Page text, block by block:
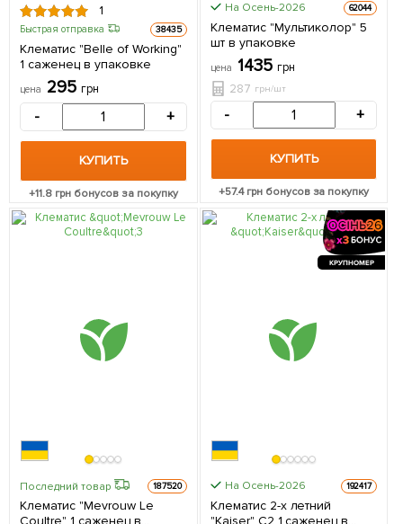
1
Быстрая отправка 38435
Клематис "Belle of Working"
1 саженец в упаковке
цена 295 грн
- +
КУПИТЬ
+11.8 грн бонусов за покупку
5шт
На Осень-2026 62044
Клематис "Мультиколор" 5
шт в упаковке
цена 1435 грн
287 грн/шт
- +
КУПИТЬ
+57.4грн бонусов за покупку
Последний товар 187520
Клематис "Mevrouw Le
Coultre" 1 саженец в
КРУПНОМЕР
На Осень-2026 192417
Клематис 2-х летний
"Kaiser" С2 1 саженец в